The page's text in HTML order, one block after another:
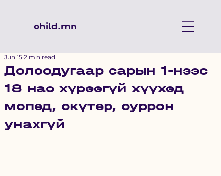
child.mn
Долоодугаар сарын 1-нээс
18 нас хүрээгүй хүүхэд
мопед, скүтер, суррон
унахгүй
Jun 15 2 min read